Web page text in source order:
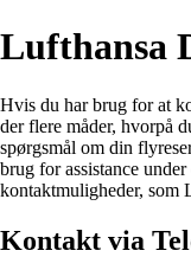
Lufthansa
Hvis du har brug for at
der flere måder, hvorpå
spørgsmål om din
brug for assistance
kontaktmuligheder, som
Kontakt via